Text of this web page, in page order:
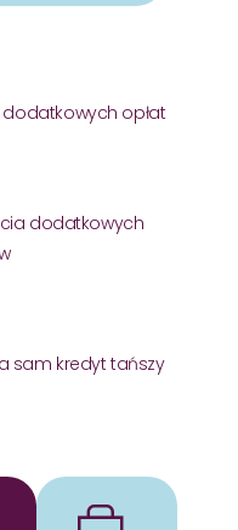
dodatkowych opłat
dodatkowych
sam kredyt tańszy